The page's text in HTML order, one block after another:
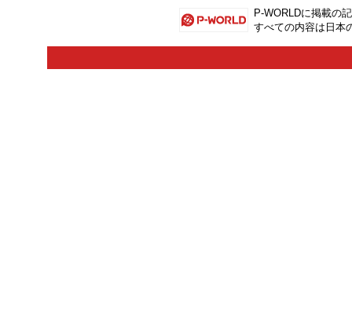
P-WORLDに掲載の
すべての内容は日本